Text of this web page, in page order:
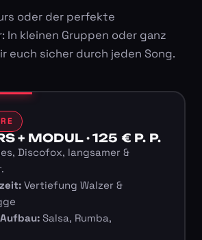
oder der perfekte
In kleinen Gruppen oder ganz
euch sicher durch jeden Song.
+ MODUL · 125 € P. P.
Discofox, langsamer &
Vertiefung Walzer &
Salsa, Rumba,